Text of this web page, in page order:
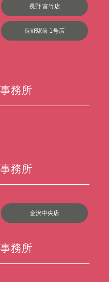
長野 富竹店
長野駅前 1号店
務所
務所
金沢中央店
務所